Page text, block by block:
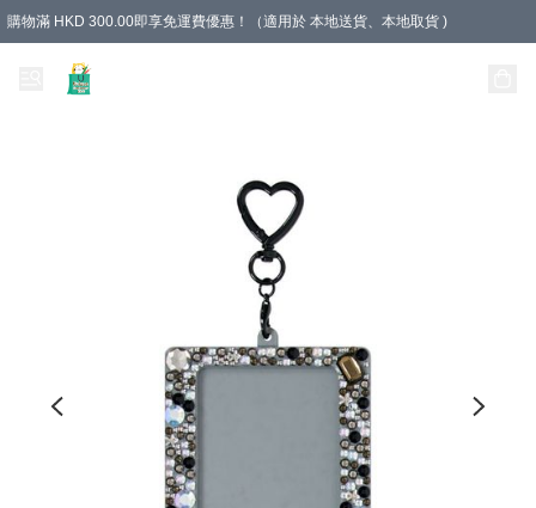
購物滿 HKD 300.00即享免運費優惠！（適用於 本地送貨、本地取貨 )